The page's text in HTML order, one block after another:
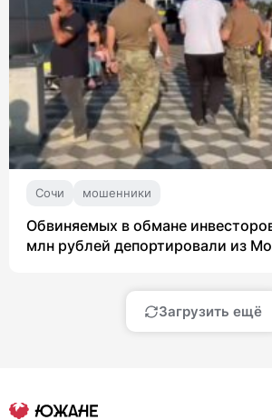
Сочи мошенники
Обвиняемых в обмане
млн рублей депортировали из
Загрузить ещё